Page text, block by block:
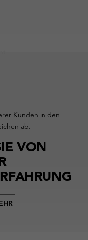
Kunden in den
ab.
VON